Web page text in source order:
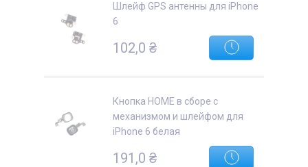
Шлейф GPS антенны для iPhone
6
102,0 ₴
Кнопка HOME в сборе с
механизмом и шлейфом для
iPhone 6 белая
191,0 ₴